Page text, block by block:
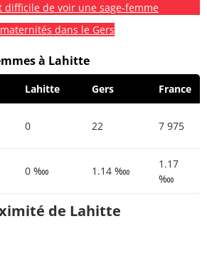
difficile de voir une sage-femme
dans le Gers
à Lahitte
Lahitte Gers France
0 22 7 975
0 ‱ 1.14 ‱
1.17
‱
de Lahitte